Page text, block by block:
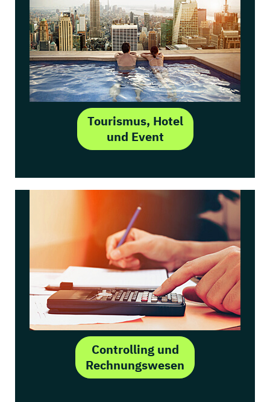
Tourismus, Hotel
und Event
Controlling und
Rechnungswesen